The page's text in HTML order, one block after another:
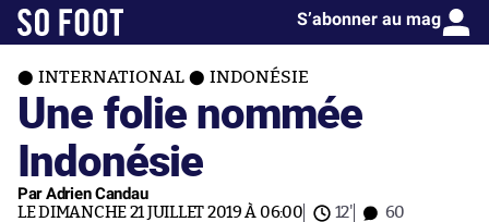
S’abonner au mag
INTERNATIONAL INDONÉSIE
Une folie nommée
Indonésie
Par Adrien Candau
LE DIMANCHE 21 JUILLET 2019 À 06:00 12' 60